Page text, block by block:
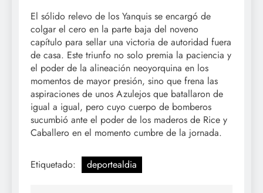
El sólido relevo de los Yanquis se encargó de
colgar el cero en la parte baja del noveno
capítulo para sellar una victoria de autoridad fuera
de casa. Este triunfo no solo premia la paciencia y
el poder de la alineación neoyorquina en los
momentos de mayor presión, sino que frena las
aspiraciones de unos Azulejos que batallaron de
igual a igual, pero cuyo cuerpo de bomberos
sucumbió ante el poder de los maderos de Rice y
Caballero en el momento cumbre de la jornada.
Etiquetado: deportealdia